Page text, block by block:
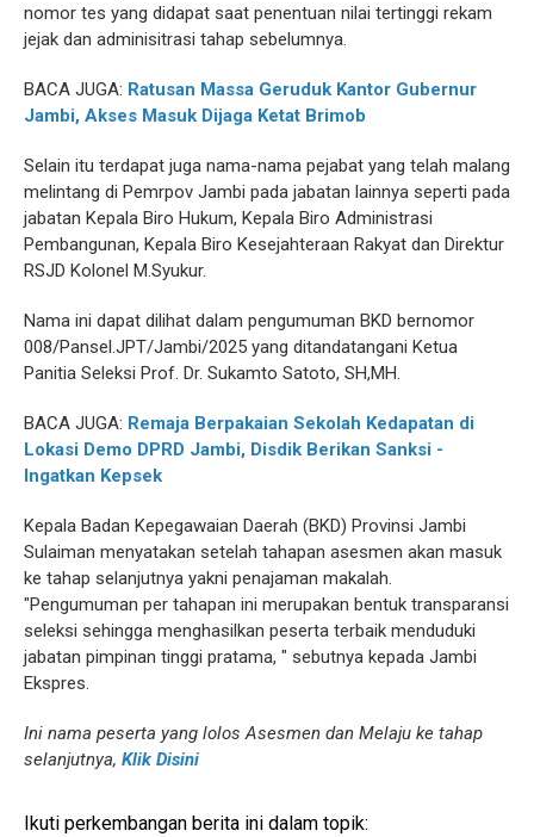
nomor tes yang didapat saat penentuan nilai tertinggi rekam
jejak dan adminisitrasi tahap sebelumnya.
BACA JUGA: Ratusan Massa Geruduk Kantor Gubernur
Jambi, Akses Masuk Dijaga Ketat Brimob
Selain itu terdapat juga nama-nama pejabat yang telah malang
melintang di Pemrpov Jambi pada jabatan lainnya seperti pada
jabatan Kepala Biro Hukum, Kepala Biro Administrasi
Pembangunan, Kepala Biro Kesejahteraan Rakyat dan Direktur
RSJD Kolonel M.Syukur.
Nama ini dapat dilihat dalam pengumuman BKD bernomor
008/Pansel.JPT/Jambi/2025 yang ditandatangani Ketua
Panitia Seleksi Prof. Dr. Sukamto Satoto, SH,MH.
BACA JUGA: Remaja Berpakaian Sekolah Kedapatan di
Lokasi Demo DPRD Jambi, Disdik Berikan Sanksi -
Ingatkan Kepsek
Kepala Badan Kepegawaian Daerah (BKD) Provinsi Jambi
Sulaiman menyatakan setelah tahapan asesmen akan masuk
ke tahap selanjutnya yakni penajaman makalah.
"Pengumuman per tahapan ini merupakan bentuk transparansi
seleksi sehingga menghasilkan peserta terbaik menduduki
jabatan pimpinan tinggi pratama, " sebutnya kepada Jambi
Ekspres.
Ini nama peserta yang lolos Asesmen dan Melaju ke tahap
selanjutnya, Klik Disini
Ikuti perkembangan berita ini dalam topik: